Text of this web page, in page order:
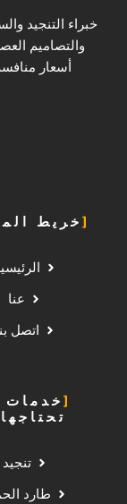
والتصاميم
أسعار
خريط
عنا
اتصل
خدمات
تحتاجها
تنجيد
طارد